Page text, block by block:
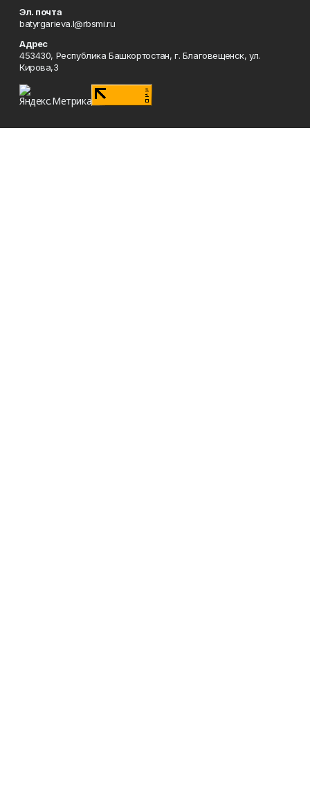
Эл. почта
batyrgarieva.l@rbsmi.ru
Адрес
453430, Республика Башкортостан, г. Благовещенск, ул.
Кирова,3